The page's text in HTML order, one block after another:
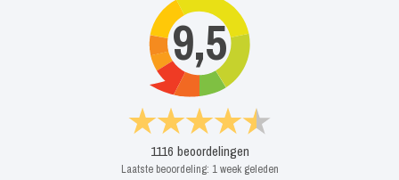
9,5
1116 beoordelingen
Laatste beoordeling: 1 week geleden